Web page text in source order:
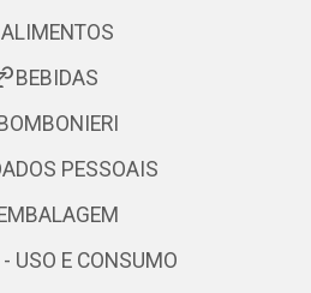
ALIMENTOS
BEBIDAS
BOMBONIERI
PESSOAIS
EMBALAGEM
USO E CONSUMO